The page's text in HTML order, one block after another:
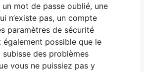
mot de passe oublié, une
n’existe pas, un compte
paramètres de sécurité
également possible que le
des problèmes
vous ne puissiez pas y